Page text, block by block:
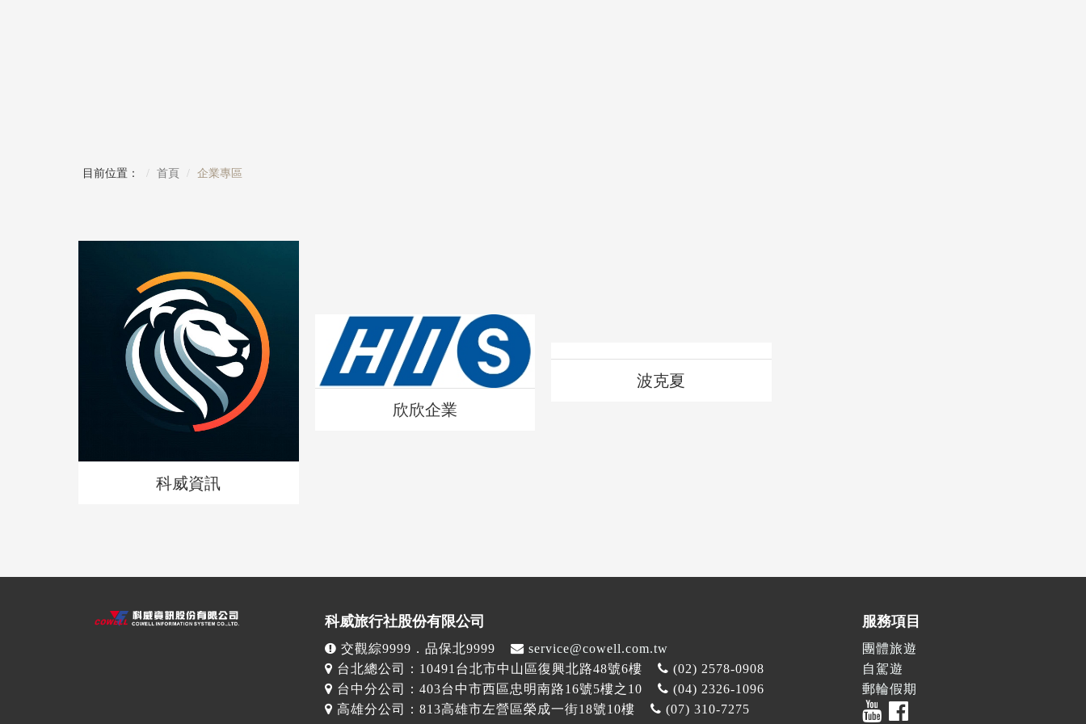
目前位置： 首頁 企業專區
科威資訊
欣欣企業
波克夏
科威旅行社股份有限公司
交觀綜9999．品保北9999
service@cowell.com.tw
台北總公司：10491台北市中山區復興北路48號6樓
(02) 2578-0908
台中分公司：403台中市西區忠明南路16號5樓之10
(04) 2326-1096
高雄分公司：813高雄市左營區榮成一街18號10樓
(07) 310-7275
服務項目
團體旅遊
自駕遊
郵輪假期